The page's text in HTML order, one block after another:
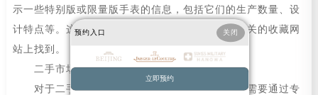
示一些特别版或限量版手表的信息，包括它们的生产数量、设
计特点等。这些信息通常可以在品牌官方网站或相关的收藏网
站上找到。
二手市场与认证
对于二手市场上的积家手表来说，购买者通常需要通过专
预约入口 关闭
立即预约